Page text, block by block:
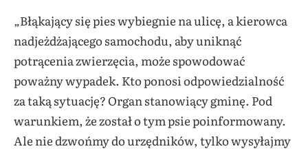
„Błąkający się pies wybiegnie na ulicę, a kierowca
nadjeżdżającego samochodu, aby uniknąć
potrącenia zwierzęcia, może spowodować
poważny wypadek. Kto ponosi odpowiedzialność
za taką sytuację? Organ stanowiący gminę. Pod
warunkiem, że został o tym psie poinformowany.
Ale nie dzwońmy do urzędników, tylko wysyłajmy